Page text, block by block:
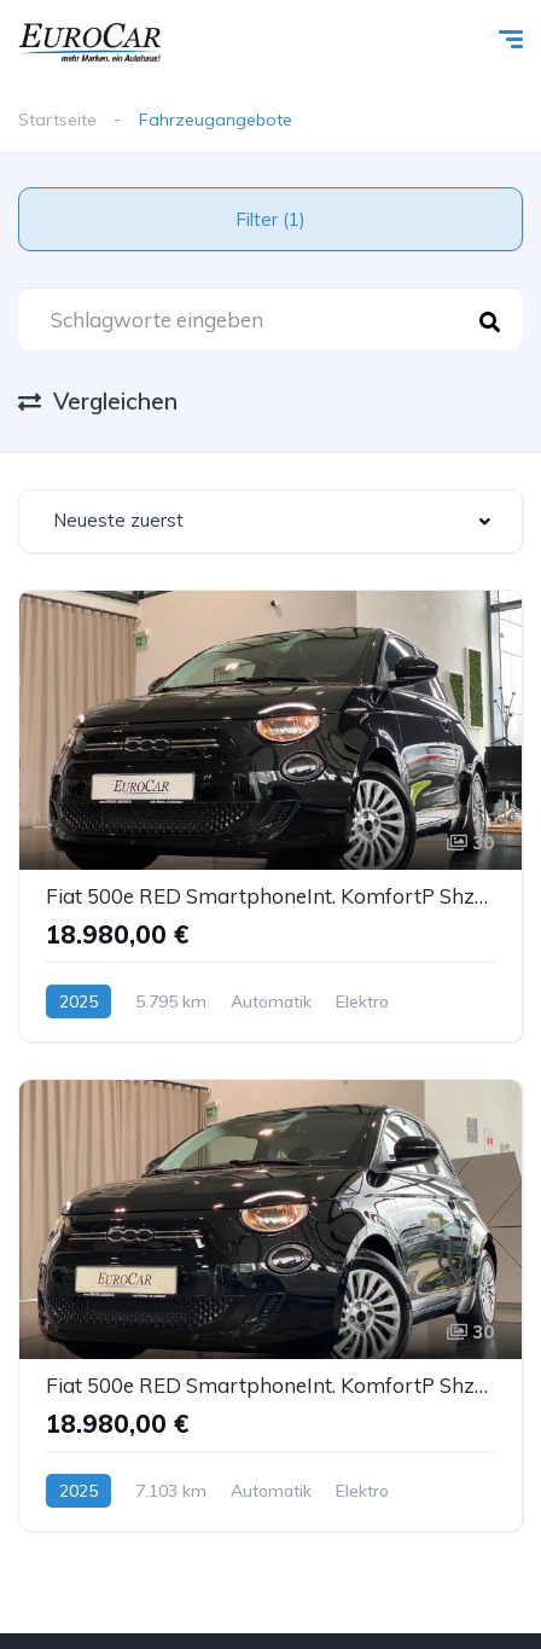
Startseite Fahrzeugangebote
Filter (1)
Vergleichen
Neueste zuerst
30
Fiat 500e RED SmartphoneInt. KomfortP Shzg Kamera PDC
18.980,00 €
2025 5.795 km Automatik Elektro
30
Fiat 500e RED SmartphoneInt. KomfortP Shzg Kamera PDC
18.980,00 €
2025 7.103 km Automatik Elektro